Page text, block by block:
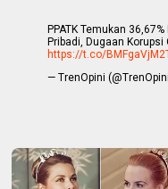
PPATK Temukan
Pribadi, Dugaan Korupsi
https://t.co/
— TrenOpini